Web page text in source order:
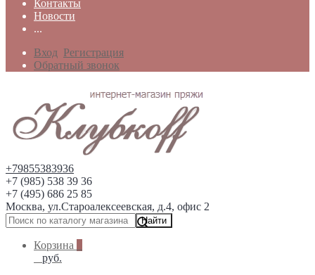
Контакты
Новости
...
Вход Регистрация
Обратный звонок
+79855383936
+7 (985) 538 39 36
+7 (495) 686 25 85
Москва, ул.Староалексеевская, д.4, офис 2
Корзина
руб.